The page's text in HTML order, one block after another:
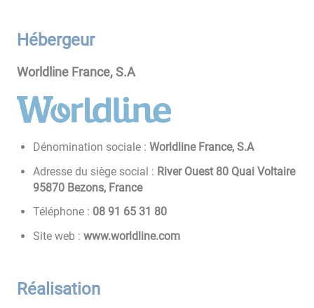
Hébergeur
Worldline France, S.A
Dénomination sociale :Worldline France, S.A
Adresse du siège social : River Ouest 80 Quai Voltaire
95870 Bezons, France
Téléphone : 08 13 56 19 80
Site web : www.worldline.com
Réalisation